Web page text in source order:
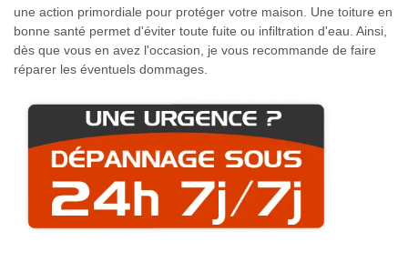
une action primordiale pour protéger votre maison. Une toiture en
bonne santé permet d'éviter toute fuite ou infiltration d'eau. Ainsi,
dès que vous en avez l'occasion, je vous recommande de faire
réparer les éventuels dommages.